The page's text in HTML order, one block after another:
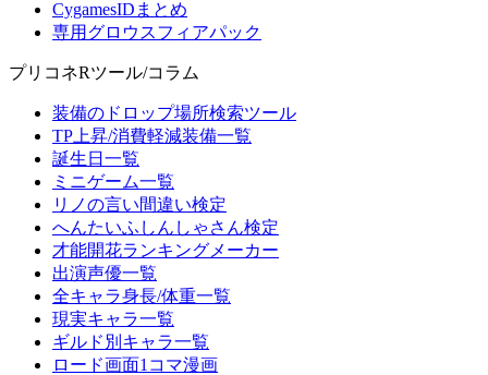
CygamesIDまとめ
専用グロウスフィアパック
プリコネRツール/コラム
装備のドロップ場所検索ツール
TP上昇/消費軽減装備一覧
誕生日一覧
ミニゲーム一覧
リノの言い間違い検定
へんたいふしんしゃさん検定
才能開花ランキングメーカー
出演声優一覧
全キャラ身長/体重一覧
現実キャラ一覧
ギルド別キャラ一覧
ロード画面1コマ漫画